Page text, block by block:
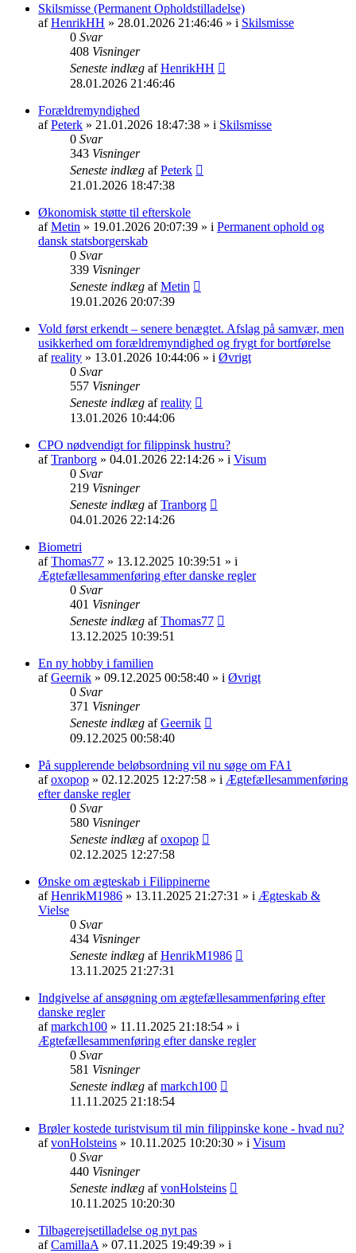
Skilsmisse (Permanent Opholdstilladelse)
afHenrikHH » 28.01.2026 21:46:46 » i Skilsmisse
0 Svar
408 Visninger
Seneste indlæg afHenrikHH
28.01.2026 21:46:46
Forældremyndighed
afPeterk » 21.01.2026 18:47:38 » i Skilsmisse
0 Svar
343 Visninger
Seneste indlæg afPeterk
21.01.2026 18:47:38
Økonomisk støtte til efterskole
afMetin » 19.01.2026 20:07:39 » i Permanent ophold og
dansk statsborgerskab
0 Svar
339 Visninger
Seneste indlæg afMetin
19.01.2026 20:07:39
Vold først erkendt – senere benægtet. Afslag på samvær, men
usikkerhed om forældremyndighed og frygt for bortførelse
afreality » 13.01.2026 10:44:06 » i Øvrigt
0 Svar
557 Visninger
Seneste indlæg afreality
13.01.2026 10:44:06
CPO nødvendigt for filippinsk hustru?
afTranborg » 04.01.2026 22:14:26 » i Visum
0 Svar
219 Visninger
Seneste indlæg afTranborg
04.01.2026 22:14:26
Biometri
afThomas77 » 13.12.2025 10:39:51 » i
Ægtefællesammenføring efter danske regler
0 Svar
401 Visninger
Seneste indlæg afThomas77
13.12.2025 10:39:51
En ny hobby i familien
afGeernik » 09.12.2025 00:58:40 » i Øvrigt
0 Svar
371 Visninger
Seneste indlæg afGeernik
09.12.2025 00:58:40
På supplerende beløbsordning vil nu søge om FA1
afoxopop » 02.12.2025 12:27:58 » i Ægtefællesammenføring
efter danske regler
0 Svar
580 Visninger
Seneste indlæg afoxopop
02.12.2025 12:27:58
Ønske om ægteskab i Filippinerne
afHenrikM1986 » 13.11.2025 21:27:31 » i Ægteskab &
Vielse
0 Svar
434 Visninger
Seneste indlæg afHenrikM1986
13.11.2025 21:27:31
Indgivelse af ansøgning om ægtefællesammenføring efter
danske regler
afmarkch100 » 11.11.2025 21:18:54 » i
Ægtefællesammenføring efter danske regler
0 Svar
581 Visninger
Seneste indlæg afmarkch100
11.11.2025 21:18:54
Brøler kostede turistvisum til min filippinske kone - hvad nu?
afvonHolsteins » 10.11.2025 10:20:30 » i Visum
0 Svar
440 Visninger
Seneste indlæg afvonHolsteins
10.11.2025 10:20:30
Tilbagerejsetilladelse og nyt pas
afCamillaA » 07.11.2025 19:49:39 » i